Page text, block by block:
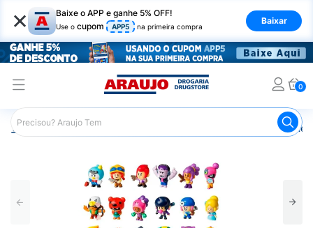
× Baixe o APP e ganhe 5% OFF!
Use o cupom APP5 na primeira compra
Baixar
0
Araujo Infantil Mini Boneco